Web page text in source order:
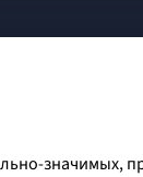
значимых,